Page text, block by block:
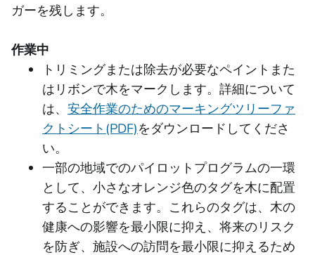
ガーを残します。
作業中
トリミングまたは除去が必要なペイントまた
はリボンで木をマークします。詳細について
は、 安全作業のためのマーキングツリーファ
クトシート(PDF)をダウンロードしてくださ
い。
一部の地域でのパイロットプログラムの一環
として、小さなオレンジ色のタグを木に配置
することができます。これらのタグは、木の
健康への影響を最小限に抑え、将来のリスク
を防ぎ、施設への訪問を最小限に抑えるため